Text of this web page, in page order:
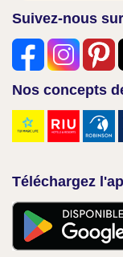
Suivez-nous
Nos concepts
Téléchargez